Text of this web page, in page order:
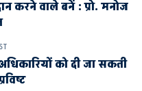
करने वाले बनें : प्रो. मनोज
को दी जा सकती